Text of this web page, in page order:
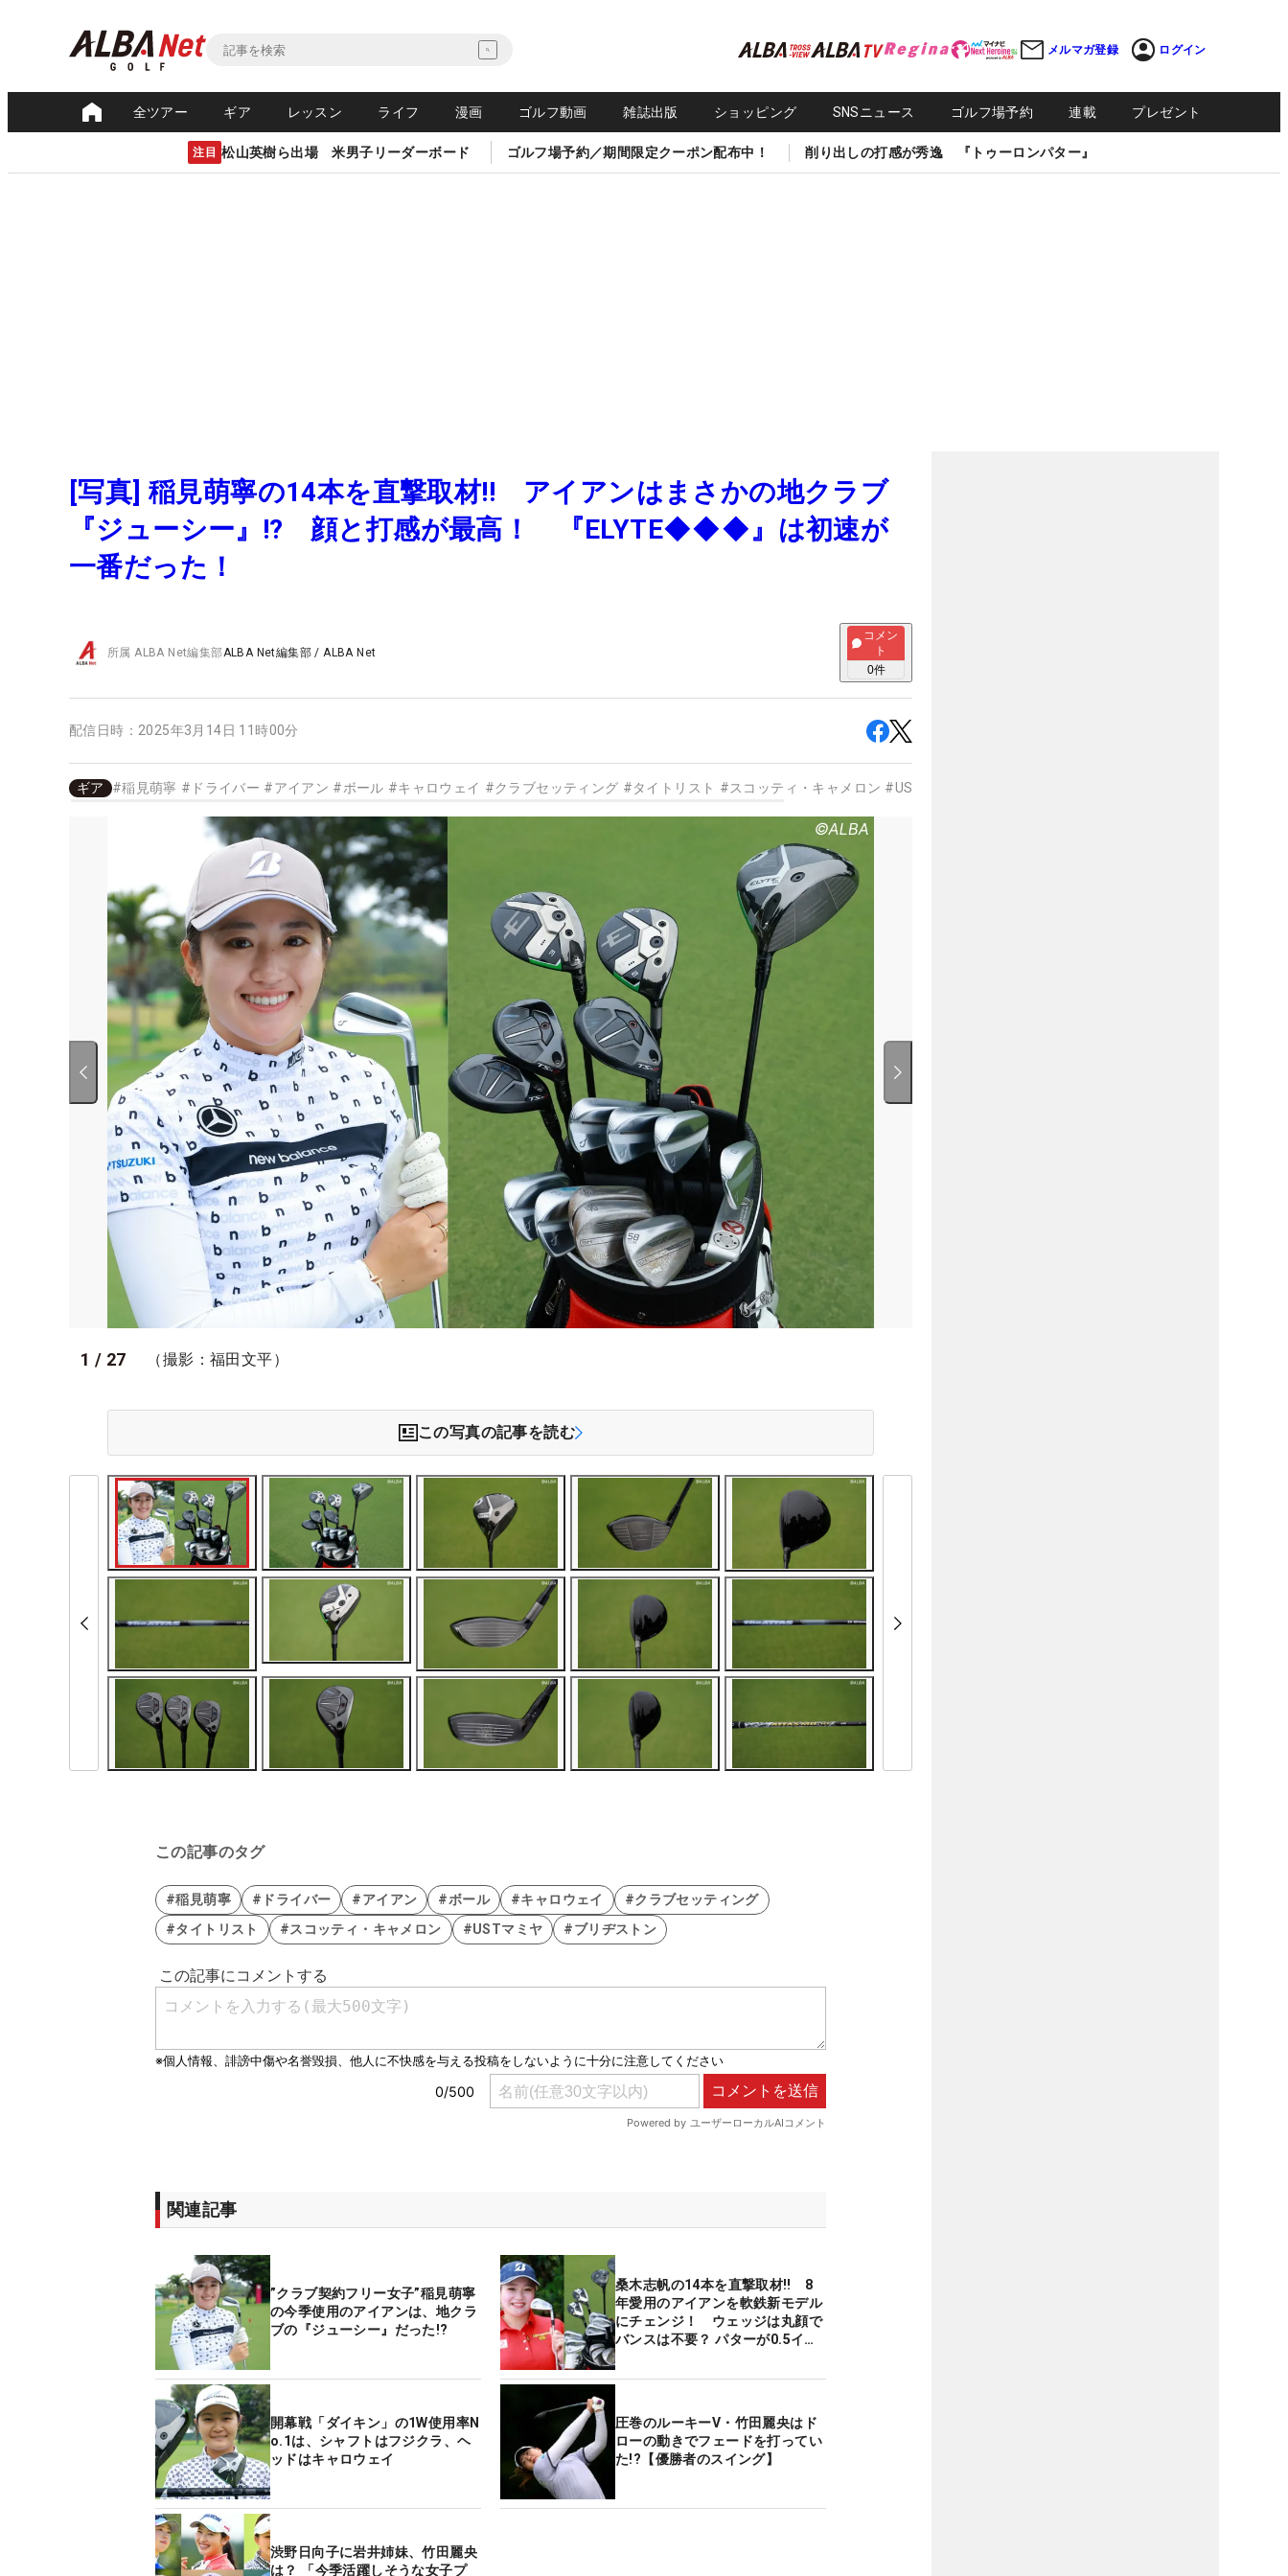
メルマガ登録 ログイン
全ツアー ギア レッスン ライフ 漫画 ゴルフ動画 雑誌出版 ショッピング SNSニュース ゴルフ場予約 連載 プレゼント
注目 松山英樹ら出場 米男子リーダーボード ゴルフ場予約／期間限定クーポン配布中！ 削り出しの打感が秀逸 『トゥーロンパター』
[写真] 稲見萌寧の14本を直撃取材‼ アイアンはまさかの地クラブ
『ジューシー』!? 顔と打感が最高！ 『ELYTE◆◆◆』は初速が
一番だった！
所属ALBA Net編集部ALBA Net編集部 /ALBA Net
コメン
ト
0件
配信日時： 2025年3月14日 11時00分
ギア #稲見萌寧 # ドライバー #アイアン #ボール #キャロウェイ #クラブセッティング #タイトリスト #スコッティ・キャメロン #USTマミヤ
1 / 27 （撮影：福田文平）
この写真の記事を読む
この記事のタグ
#稲見萌寧 #ドライバー #アイアン #ボール #キャロウェイ
#クラブセッティング
#タイトリスト
#スコッティ・キャメロン #USTマミヤ #ブリヂストン
関連記事
”クラブ契約フリー女子”稲見萌寧
の今季使用のアイアンは、地クラ
ブの『ジューシー』だった!?
桑木志帆の14本を直撃取材‼ 8
年愛用のアイアンを軟鉄新モデル
にチェンジ！ ウェッジは丸顔で
バンスは不要？ パターが0.5イン
開幕戦「ダイキン」の1W使用率N
o.1は、シャフトはフジクラ、ヘ
ッドはキャロウェイ
圧巻のルーキーV・竹田麗央はド
ローの動きでフェードを打ってい
た!?【優勝者のスイング】
渋野日向子に岩井姉妹、竹田麗央
は？ 「今季活躍しそうな女子プ